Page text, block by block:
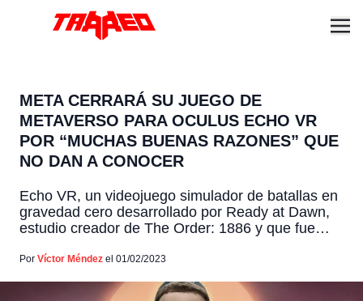
META CERRARÁ SU JUEGO DE
METAVERSO PARA OCULUS ECHO VR
POR “MUCHAS BUENAS RAZONES” QUE
NO DAN A CONOCER
Echo VR, un videojuego simulador de batallas en
gravedad cero desarrollado por Ready at Dawn,
estudio creador de The Order: 1886 y que fue
partir del día 1 de agosto de 2023. Juego que es
Quest 2, Meta Quest Pro […]
Por Víctor Méndez el 01/02/2023